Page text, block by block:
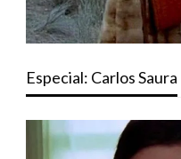
Especial: Carlos Saura